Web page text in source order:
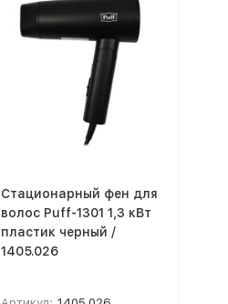
Стационарный фен для
волос Puff-1301 1,3 кВт
пластик черный /
1405.026